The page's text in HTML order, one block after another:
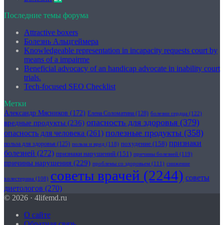
Последние темы форума
Attractive boxers
Болезнь Альцгеймера
Knowledgeable representation in incapacity requests court by
means of a impairme
Beneficial advocacy of an handicap advocate in inability court
trials.
Tech-focused SEO Checklist
Метки
Александр Мясников (172) Елена Соломатина (128) болезни сердца (122)
вредные продукты (236) опасность для здоровья (379)
опасность для человека (261) полезные продукты (358)
польза для здоровья (125) польза и вред (118) похудение (158) признаки
болезней (272) признаки нарушений (151) причины болезней (119)
причины нарушения (229) проблемы со здоровьем (111) снижение
холестерина (108) советы врачей (2244) советы
диетологов (270)
© 2026 · 4lifemd.ru
О сайте